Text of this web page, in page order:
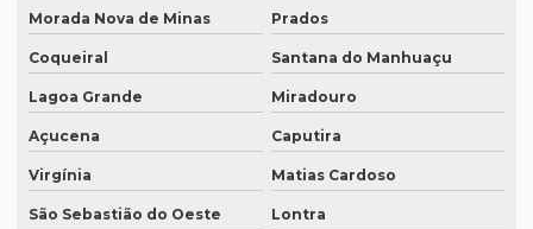
Morada Nova de Minas Prados
Coqueiral Santana do Manhuaçu
Lagoa Grande Miradouro
Açucena Caputira
Virgínia Matias Cardoso
São Sebastião do Oeste Lontra